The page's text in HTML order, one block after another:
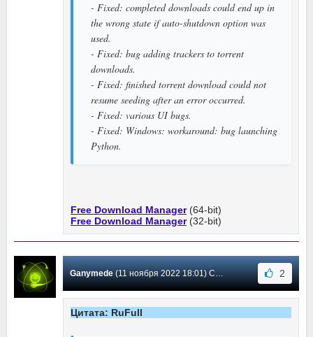
- Fixed: completed downloads could end up in
the wrong state if auto-shutdown option was
used.
- Fixed: bug adding trackers to torrent
downloads.
- Fixed: finished torrent download could not
resume seeding after an error occurred.
- Fixed: various UI bugs.
- Fixed: Windows: workaround: bug launching
Python.
Free Download Manager(64-bit)
Free Download Manager(32-bit)
Ganymede(11 ноября 2022 18:01) Сообщение #572 2
Цитата: RuFull